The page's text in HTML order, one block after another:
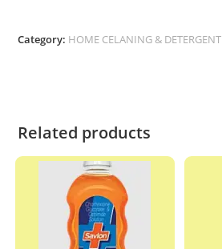
Night
quantity
Category: HOME CELANING & DETERGENT
Related products